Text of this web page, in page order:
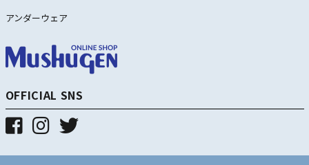
アンダーウェア
OFFICIAL SNS